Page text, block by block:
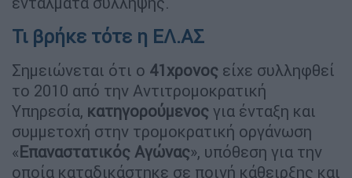
Τι βρήκε τότε η ΕΛ.ΑΣ
Σημειώνεται ότι ο 41χρονος είχε συλληφθεί
το 2010 από την Αντιτρομοκρατική
Υπηρεσία, κατηγορούμενος για ένταξη και
συμμετοχή στην τρομοκρατική οργάνωση
«Επαναστατικός Αγώνας», υπόθεση για την
οποία καταδικάστηκε σε ποινή κάθειρξης και